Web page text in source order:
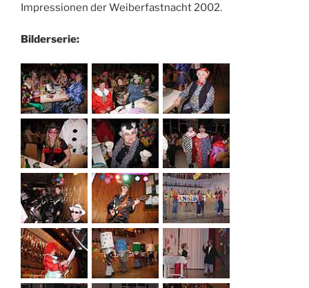
Impressionen der Weiberfastnacht 2002.
Bilderserie: